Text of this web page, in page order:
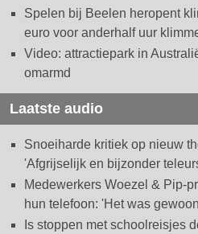
Spelen bij Beelen heropent
euro voor anderhalf uur
Video: attractiepark in
omarmd
Laatste audio
Snoeiharde kritiek op nieuw
'Afgrijselijk en bijzonder
Medewerkers Woezel & Pip-
hun telefoon: 'Het was
Is stoppen met schoolreisjes